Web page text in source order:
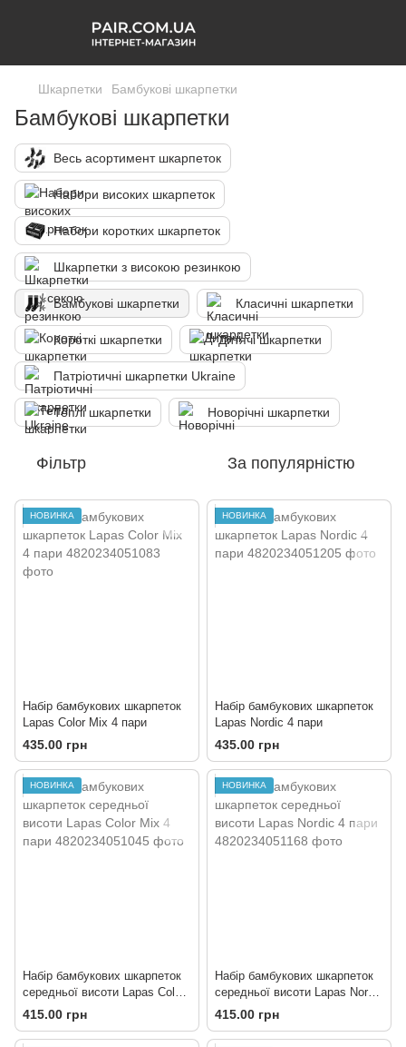
Шкарпетки Бамбукові шкарпетки
Бамбукові шкарпетки
Весь асортимент шкарпеток
Набори високих шкарпеток
Набори коротких шкарпеток
Шкарпетки з високою резинкою
Бамбукові шкарпетки Класичні шкарпетки
Короткі шкарпетки Дитячі шкарпетки
Патріотичні шкарпетки Ukraine
Теплі шкарпетки Новорічні шкарпетки
Фільтр За популярністю
НОВИНКА
Набір бамбукових шкарпеток
Lapas Color Mix 4 пари
435.00 грн
НОВИНКА
Набір бамбукових шкарпеток
Lapas Nordic 4 пари
435.00 грн
НОВИНКА
Набір бамбукових шкарпеток
середньої висоти Lapas Color
Mix 4 пари
415.00 грн
НОВИНКА
Набір бамбукових шкарпеток
середньої висоти Lapas Nordic
4 пари
415.00 грн